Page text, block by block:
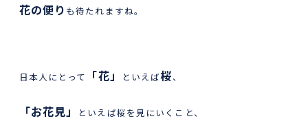
花の便り も待たれますね。
日本人にとって 「花」 といえば桜、
「お花見」 といえば桜を見にいくこと、